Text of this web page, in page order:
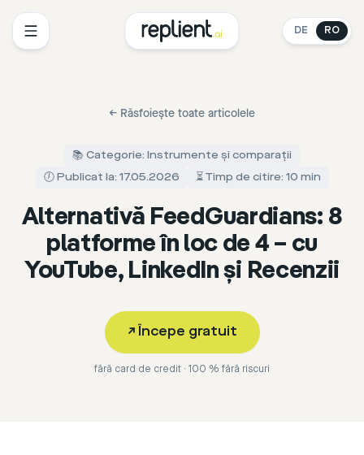
DE RO
← Răsfoiește toate articolele
📚 Categorie: Instrumente și comparații
🕖 Publicat la: 17.05.2026
⏳ Timp de citire: 10 min
Alternativă FeedGuardians: 8
platforme în loc de 4 – cu
YouTube, LinkedIn și Recenzii
↗ Începe gratuit
fără card de credit · 100 % fără riscuri